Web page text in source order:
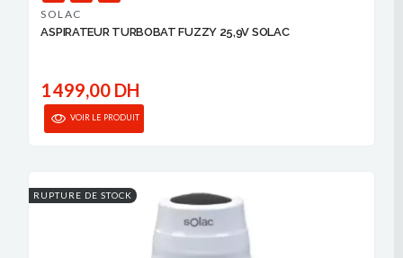
SOLAC
ASPIRATEUR TURBOBAT FUZZY 25,9V SOLAC
1 499,00 DH
VOIR LE PRODUIT
RUPTURE DE STOCK